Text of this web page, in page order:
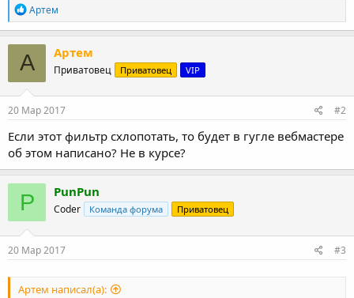
Р
е
а
к
ц
и
и
:
Артем
А Артем
Приватовец Приватовец VIP
20 Мар 2017 #2
Если этот фильтр схлопотать, то будет в гугле вебмастере
об этом написано? Не в курсе?
P PunPun
Coder Команда форума Приватовец
20 Мар 2017 #3
Артем написал(а):